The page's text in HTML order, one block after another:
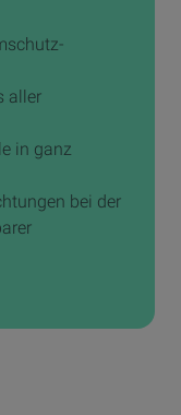
aller
in ganz
bei der